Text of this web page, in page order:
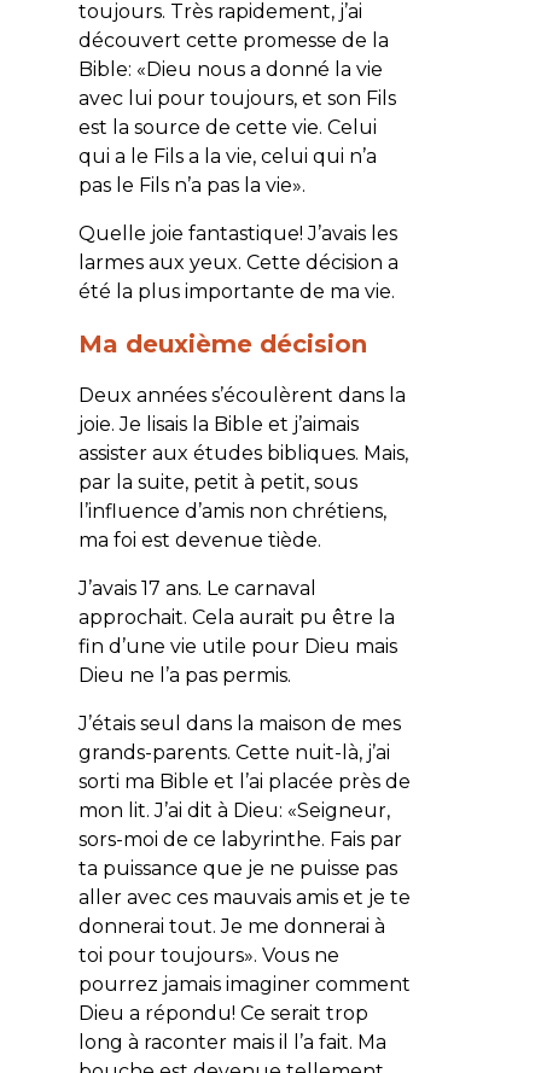
toujours. Très rapidement, j’ai
découvert cette promesse de la
Bible: «Dieu nous a donné la vie
avec lui pour toujours, et son Fils
est la source de cette vie. Celui
qui a le Fils a la vie, celui qui n’a
pas le Fils n’a pas la vie».
Quelle joie fantastique! J’avais les
larmes aux yeux. Cette décision a
été la plus importante de ma vie.
Ma deuxième décision
Deux années s’écoulèrent dans la
joie. Je lisais la Bible et j’aimais
assister aux études bibliques. Mais,
par la suite, petit à petit, sous
l’influence d’amis non chrétiens,
ma foi est devenue tiède.
J’avais 17 ans. Le carnaval
approchait. Cela aurait pu être la
fin d’une vie utile pour Dieu mais
Dieu ne l’a pas permis.
J’étais seul dans la maison de mes
grands-parents. Cette nuit-là, j’ai
sorti ma Bible et l’ai placée près de
mon lit. J’ai dit à Dieu: «Seigneur,
sors-moi de ce labyrinthe. Fais par
ta puissance que je ne puisse pas
aller avec ces mauvais amis et je te
donnerai tout. Je me donnerai à
toi pour toujours». Vous ne
pourrez jamais imaginer comment
Dieu a répondu! Ce serait trop
long à raconter mais il l’a fait. Ma